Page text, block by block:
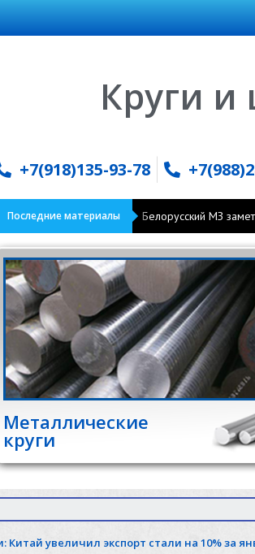
Круги
+7(918)135-93-78
Последние материалы Белорусский МЗ
Металлические
круги
Китай увеличил экспорт стали на 10% за